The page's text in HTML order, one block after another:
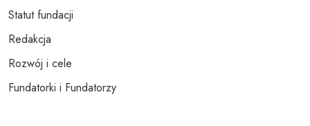
Statut fundacji
Redakcja
Rozwój i cele
Fundatorki i Fundatorzy